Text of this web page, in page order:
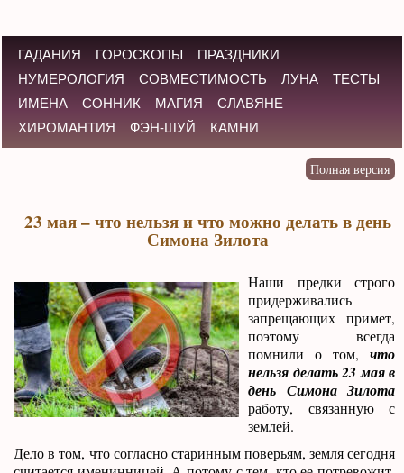
ГАДАНИЯ ГОРОСКОПЫ
ПРАЗДНИКИ
НУМЕРОЛОГИЯ
СОВМЕСТИМОСТЬ ЛУНА
ТЕСТЫ
ИМЕНА
СОННИК МАГИЯ
СЛАВЯНЕ
ХИРОМАНТИЯ
ФЭН-ШУЙ КАМНИ
23 мая – что нельзя и что можно делать в день
Симона Зилота
Наши предки строго
придерживались
запрещающих примет,
поэтому всегда
помнили о том, что
нельзя делать 23 мая в
день Симона Зилота
работу, связанную с
землей.
Дело в том, что согласно старинным поверьям, земля сегодня